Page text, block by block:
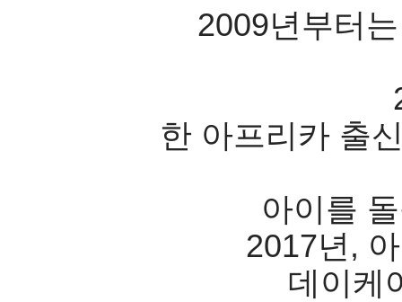
2009년부터
한 아프리카 출
아이를
2017년,
데이케